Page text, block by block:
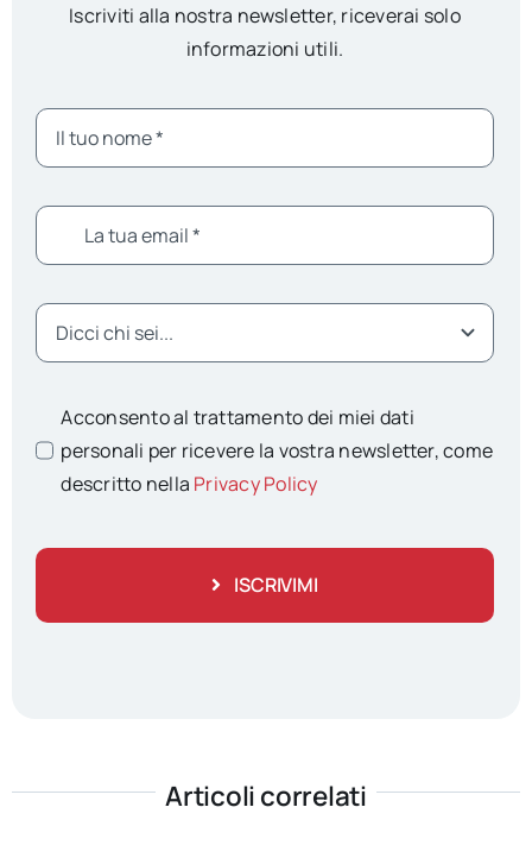
Iscriviti alla nostra newsletter, riceverai solo
informazioni utili.
Acconsento al trattamento dei miei dati
personali per ricevere la vostra newsletter, come
descritto nella Privacy Policy
ISCRIVIMI
Articoli correlati